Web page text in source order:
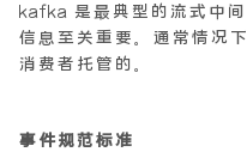
kafka 是最典型的流式中
信息至关重要。通常情况
消费者托管的。
事件规范标准